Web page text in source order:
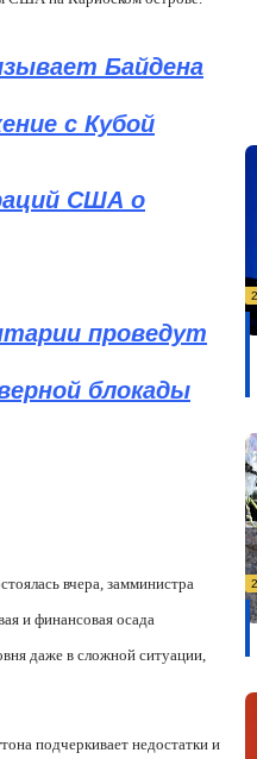
Байдена
с Кубой
США о
проведут
блокады
вчера, замминистра
и финансовая осада
даже в сложной ситуации,
подчеркивает недостатки и